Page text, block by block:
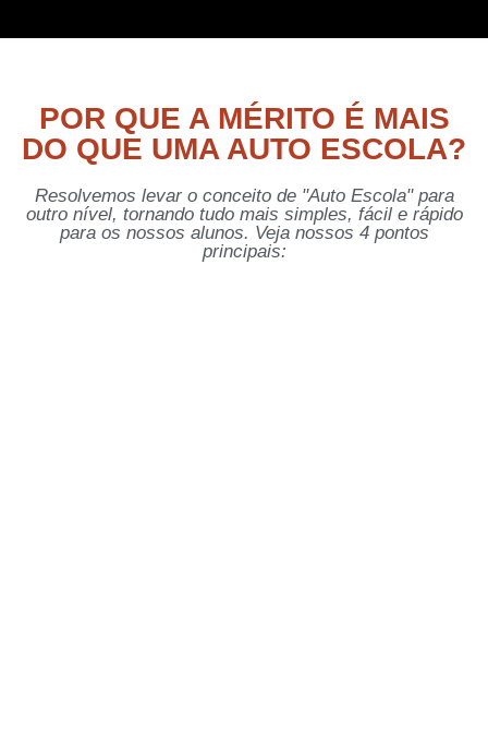
POR QUE A MÉRITO É MAIS
DO QUE UMA AUTO ESCOLA?
Resolvemos levar o conceito de "Auto Escola" para
outro nível, tornando tudo mais simples, fácil e rápido
para os nossos alunos. Veja nossos 4 pontos
principais: